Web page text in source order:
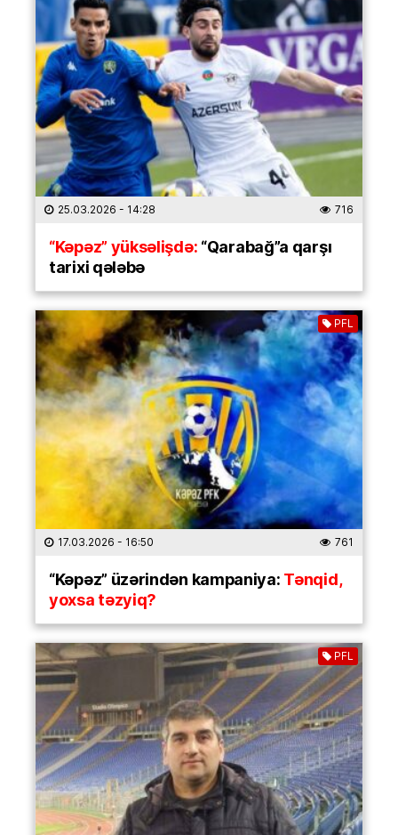
25.03.2026 - 14:28 716
“Kəpəz” yüksəlişdə:“Qarabağ”a qarşı
tarixi qələbə
PFL
17.03.2026 - 16:50 761
“Kəpəz” üzərindən kampaniya:Tənqid,
yoxsa təzyiq?
PFL